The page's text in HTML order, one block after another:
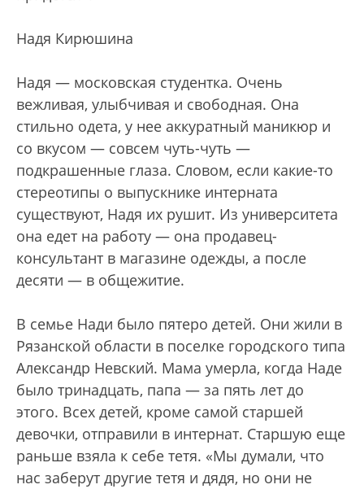
Надя Кирюшина
Надя — московская студентка. Очень
вежливая, улыбчивая и свободная. Она
стильно одета, у нее аккуратный маникюр и
со вкусом — совсем чуть-чуть —
подкрашенные глаза. Словом, если какие-то
стереотипы о выпускнике интерната
существуют, Надя их рушит. Из университета
она едет на работу — она продавец-
консультант в магазине одежды, а после
десяти — в общежитие.
В семье Нади было пятеро детей. Они жили в
Рязанской области в поселке городского типа
Александр Невский. Мама умерла, когда Наде
было тринадцать, папа — за пять лет до
этого. Всех детей, кроме самой старшей
девочки, отправили в интернат. Старшую еще
раньше взяла к себе тетя. «Мы думали, что
нас заберут другие тетя и дядя, но они не